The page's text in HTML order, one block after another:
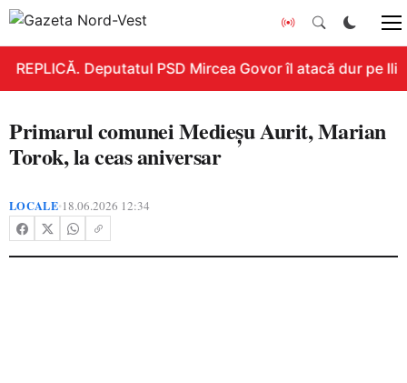
REPLICĂ. Deputatul PSD Mircea Govor îl atacă dur pe
Primarul comunei Medieșu Aurit, Marian
Torok, la ceas aniversar
LOCALE•18.06.2026 12:34